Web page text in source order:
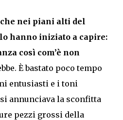
nei piani alti del
hanno iniziato a capire:
così com’è non
È bastato poco tempo
entusiasti e i toni
annunciava la sconfitta
pezzi grossi della